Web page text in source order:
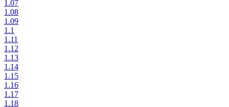
1.07
1.08
1.09
1.1
1.11
1.12
1.13
1.14
1.15
1.16
1.17
1.18